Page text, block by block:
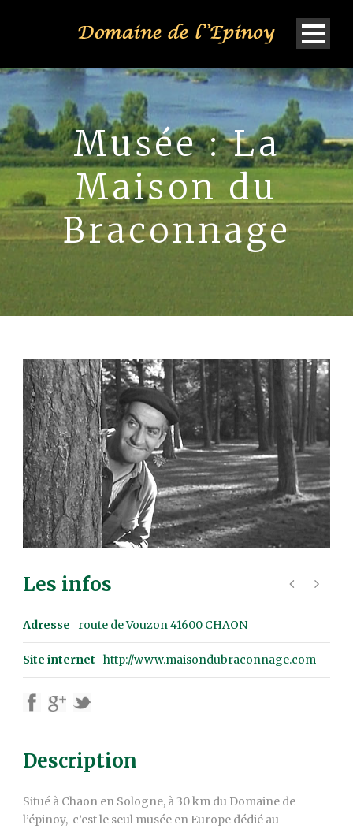
Musée : La
Maison du
Braconnage
Les infos
Adresse route de Vouzon 41600 CHAON
Site internet http://www.maisondubraconnage.com
Description
Situé à Chaon en Sologne, à 30 km du Domaine de
l’épinoy, c’est le seul musée en Europe dédié au